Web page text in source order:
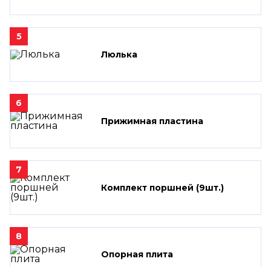
5
Люлька
6
Прижимная пластина
7
Комплект поршней (9шт.)
8
Опорная плита